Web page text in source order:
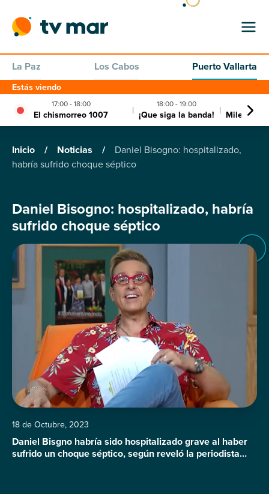
La Paz Los Cabos Puerto Vallarta
Estás viendo
17:00 - 18:00
El chismorreo 1007 | 18:00 - 19:00
¡Que siga la banda! | Milenio
Inicio / Noticias /
Daniel Bisogno: hospitalizado,
habría sufrido choque séptico
Daniel Bisogno: hospitalizado, habría
sufrido choque séptico
18 de Octubre, 2023
Daniel Bisgno habría sido hospitalizado grave al haber
sufrido un choque séptico, según reveló la periodista